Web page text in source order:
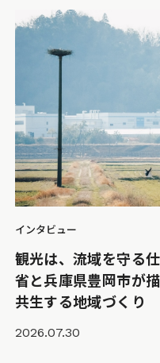
インタビュー
観光は、流域を守る
省と兵庫県豊岡市が
共生する地域づくり
2026.07.30